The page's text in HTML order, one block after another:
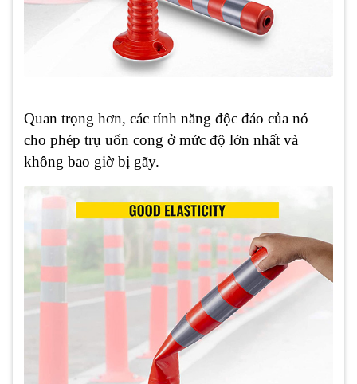
Quan trọng hơn, các tính năng độc đáo của nó
cho phép trụ uốn cong ở mức độ lớn nhất và
không bao giờ bị gãy.